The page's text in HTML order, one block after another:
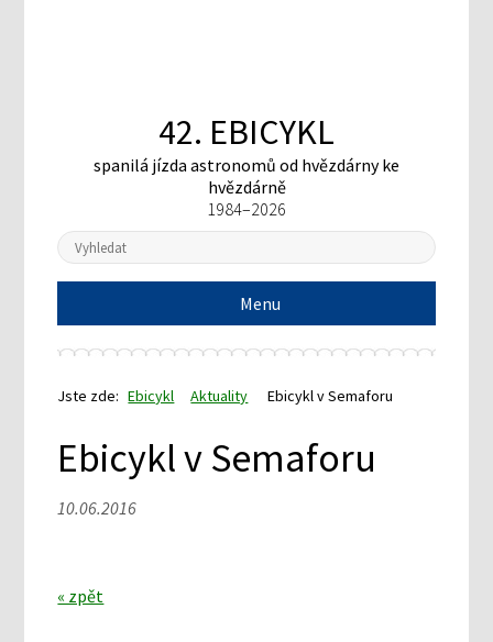
42. EBICYKL
spanilá jízda astronomů od hvězdárny ke
hvězdárně
1984–2026
Menu
Jste zde: Ebicykl Aktuality Ebicykl v Semaforu
Ebicykl v Semaforu
10.06.2016
« zpět